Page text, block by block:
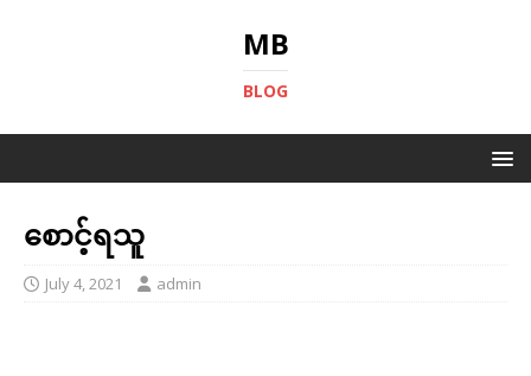
MB
BLOG
စောင့်ရသူ
July 4, 2021 admin